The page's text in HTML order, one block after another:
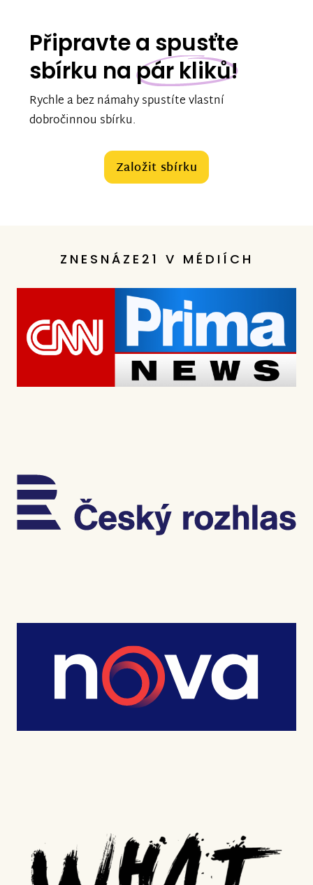
Připravte a spusťte
sbírku na pár kliků!
Rychle a bez námahy spustíte vlastní
dobročinnou sbírku.
Založit sbírku
ZNESNÁZE21 V MÉDIÍCH